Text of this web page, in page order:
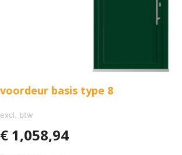
voordeur basis type 8
excl. btw
€ 1,058,94